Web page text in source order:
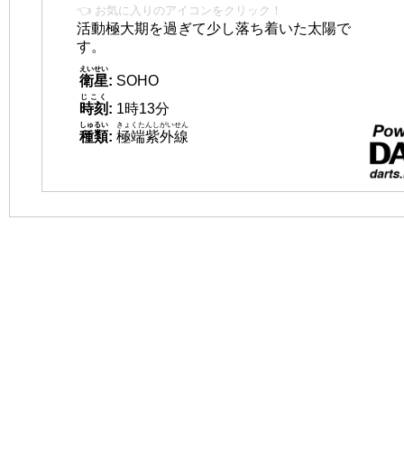
👈 お気に入りのアイコンをクリック！
活動極大期を過ぎて少し落ち着いた太陽で
す。
衛星
えいせい
: SOHO
時刻
じこく
: 1時13分
種類
しゅるい
: 極端紫外線
きょくたんしがいせん